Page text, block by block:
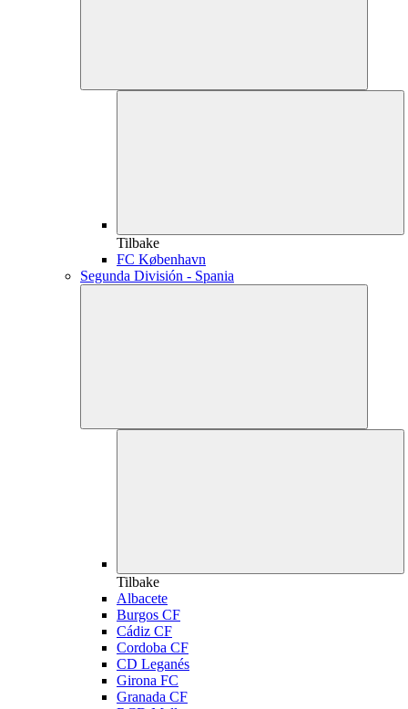
Tilbake
FC København
Segunda División - Spania
Tilbake
Albacete
Burgos CF
Cádiz CF
Cordoba CF
CD Leganés
Girona FC
Granada CF